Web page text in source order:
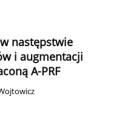
następstwie
i augmentacji
A-PRF